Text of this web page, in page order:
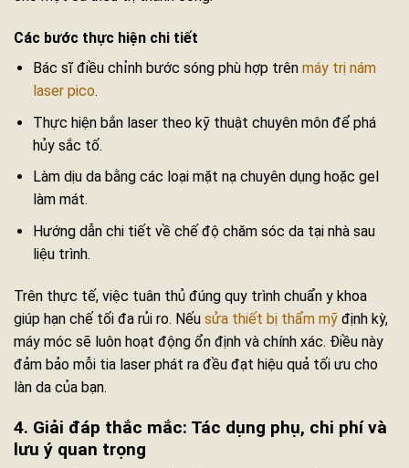
Các bước thực hiện chi tiết
Bác sĩ điều chỉnh bước sóng phù hợp trên máy trị nám
laser pico.
Thực hiện bắn laser theo kỹ thuật chuyên môn để phá
hủy sắc tố.
Làm dịu da bằng các loại mặt nạ chuyên dụng hoặc gel
làm mát.
Hướng dẫn chi tiết về chế độ chăm sóc da tại nhà sau
liệu trình.
Trên thực tế, việc tuân thủ đúng quy trình chuẩn y khoa
giúp hạn chế tối đa rủi ro. Nếu sửa thiết bị thẩm mỹ định kỳ,
máy móc sẽ luôn hoạt động ổn định và chính xác. Điều này
đảm bảo mỗi tia laser phát ra đều đạt hiệu quả tối ưu cho
làn da của bạn.
4. Giải đáp thắc mắc: Tác dụng phụ, chi phí và
lưu ý quan trọng